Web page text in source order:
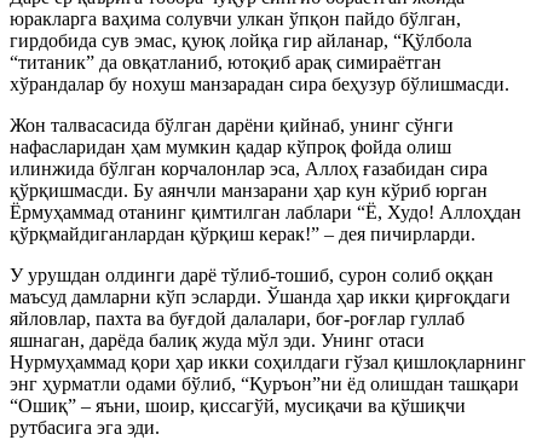
юракларга ваҳима солувчи улкан ўпқон пайдо бўлган,
гирдобида сув эмас, қуюқ лойқа гир айланар, “Қўлбола
“титаник” да овқатланиб, ютоқиб арақ симираётган
хўрандалар бу нохуш манзарадан сира беҳузур бўлишмасди.
Жон талвасасида бўлган дарёни қийнаб, унинг сўнги
нафасларидан ҳам мумкин қадар кўпроқ фойда олиш
илинжида бўлган корчалонлар эса, Аллоҳ ғазабидан сира
қўрқишмасди. Бу аянчли манзарани ҳар кун кўриб юрган
Ёрмуҳаммад отанинг қимтилган лаблари “Ё, Худо! Аллоҳдан
қўрқмайдиганлардан қўрқиш керак!” – дея пичирларди.
У урушдан олдинги дарё тўлиб-тошиб, сурон солиб оққан
маъсуд дамларни кўп эсларди. Ўшанда ҳар икки қирғоқдаги
яйловлар, пахта ва буғдой далалари, боғ-роғлар гуллаб
яшнаган, дарёда балиқ жуда мўл эди. Унинг отаси
Нурмуҳаммад қори ҳар икки соҳилдаги гўзал қишлоқларнинг
энг ҳурматли одами бўлиб, “Қуръон”ни ёд олишдан ташқари
“Ошиқ” – яъни, шоир, қиссагўй, мусиқачи ва қўшиқчи
рутбасига эга эди.